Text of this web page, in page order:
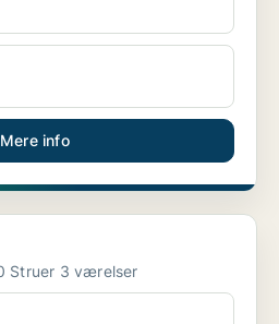
Mere info
Lejlighed til salg i 7600 Struer 3 værelser